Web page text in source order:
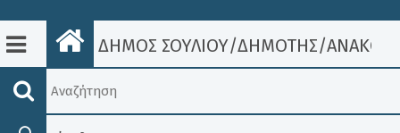
ΔΗΜΟΣ ΣΟΥΛΙΟΥ/ΔΗΜΟΤΗΣ/